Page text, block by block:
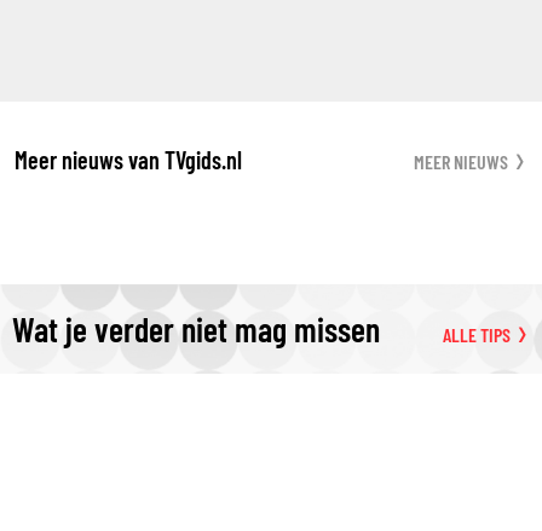
Meer nieuws van TVgids.nl MEER NIEUWS
Wat je verder niet mag missen ALLE TIPS